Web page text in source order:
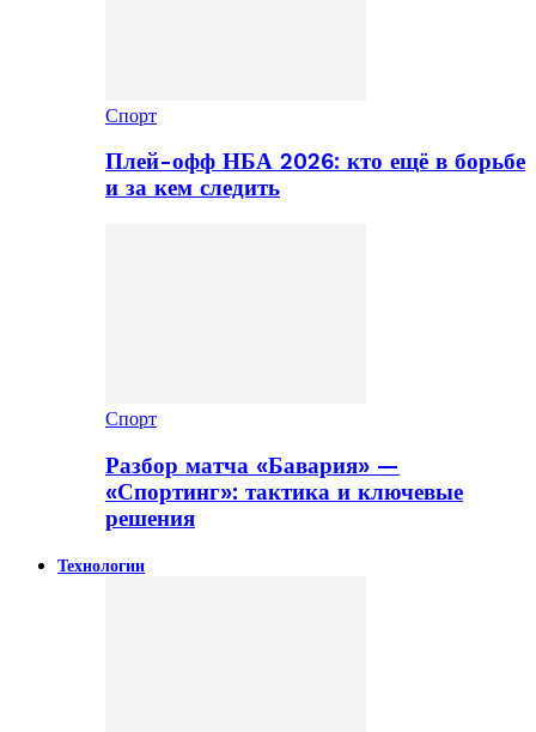
Спорт
Плей-офф НБА 2026: кто ещё в борьбе
и за кем следить
Спорт
Разбор матча «Бавария» —
«Спортинг»: тактика и ключевые
решения
Технологии